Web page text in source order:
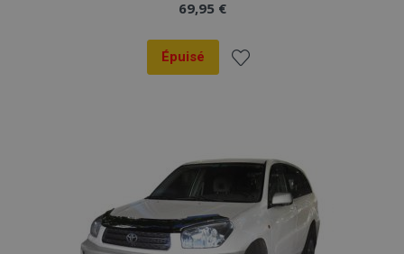
69,95 €
Épuisé
liste
d'achats